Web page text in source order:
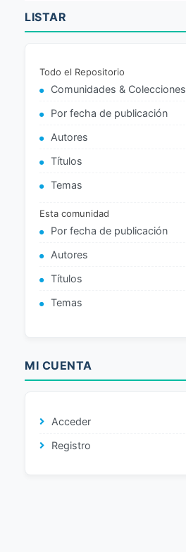
LISTAR
Todo el Repositorio
Comunidades & Colecciones
Por fecha de publicación
Autores
Títulos
Temas
Esta comunidad
Por fecha de publicación
Autores
Títulos
Temas
MI CUENTA
Acceder
Registro